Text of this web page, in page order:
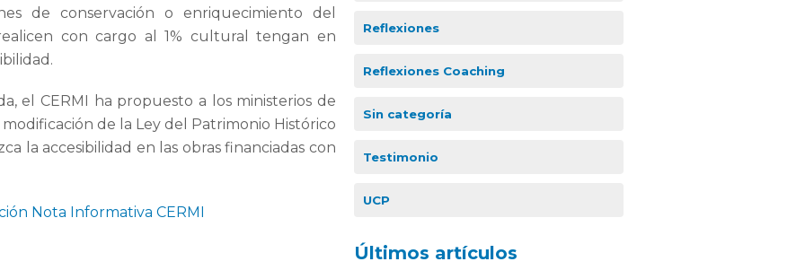
de conservación o enriquecimiento del
con cargo al 1% cultural tengan en
el CERMI ha propuesto a los ministerios de
de la Ley del Patrimonio Histórico
la accesibilidad en las obras financiadas con
Nota Informativa CERMI
Reflexiones
Reflexiones Coaching
Sin categoría
Testimonio
UCP
Últimos artículos